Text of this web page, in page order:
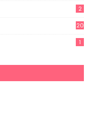
2
20
1